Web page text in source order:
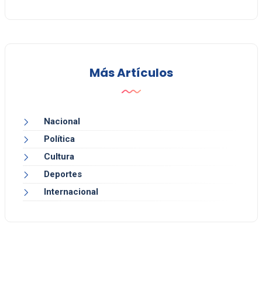
Más Artículos
Nacional
Política
Cultura
Deportes
Internacional